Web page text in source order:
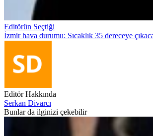
Editörün Seçtiği
İzmir hava durumu: Sıcaklık 35 dereceye
Editör Hakkında
Serkan Divarcı
Bunlar da ilginizi çekebilir